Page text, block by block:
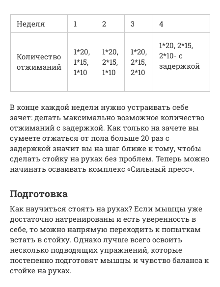
Неделя 1 2 3 4
Количество
отжиманий
1*20,
1*15,
1*10
1*20,
2*15,
1*10
1*20,
2*15,
2*10
1*20, 2*15,
2*10- с
задержкой
В конце каждой недели нужно устраивать себе
зачет: делать максимально возможное количество
отжиманий с задержкой. Как только на зачете вы
сумеете отжаться от пола больше 20 раз с
задержкой значит вы на шаг ближе к тому, чтобы
сделать стойку на руках без проблем. Теперь можно
начинать осваивать комплекс «Сильный пресс».
Подготовка
Как научиться стоять на руках? Если мышцы уже
достаточно натренированы и есть уверенность в
себе, то можно напрямую переходить к попыткам
встать в стойку. Однако лучше всего освоить
несколько подводящих упражнений, которые
постепенно подготовят мышцы и чувство баланса к
стойке на руках.